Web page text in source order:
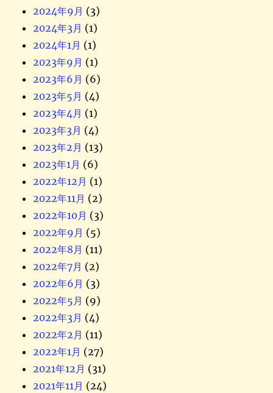
2024年9月 (3)
2024年3月 (1)
2024年1月 (1)
2023年9月 (1)
2023年6月 (6)
2023年5月 (4)
2023年4月 (1)
2023年3月 (4)
2023年2月 (13)
2023年1月 (6)
2022年12月 (1)
2022年11月 (2)
2022年10月 (3)
2022年9月 (5)
2022年8月 (11)
2022年7月 (2)
2022年6月 (3)
2022年5月 (9)
2022年3月 (4)
2022年2月 (11)
2022年1月 (27)
2021年12月 (31)
2021年11月 (24)